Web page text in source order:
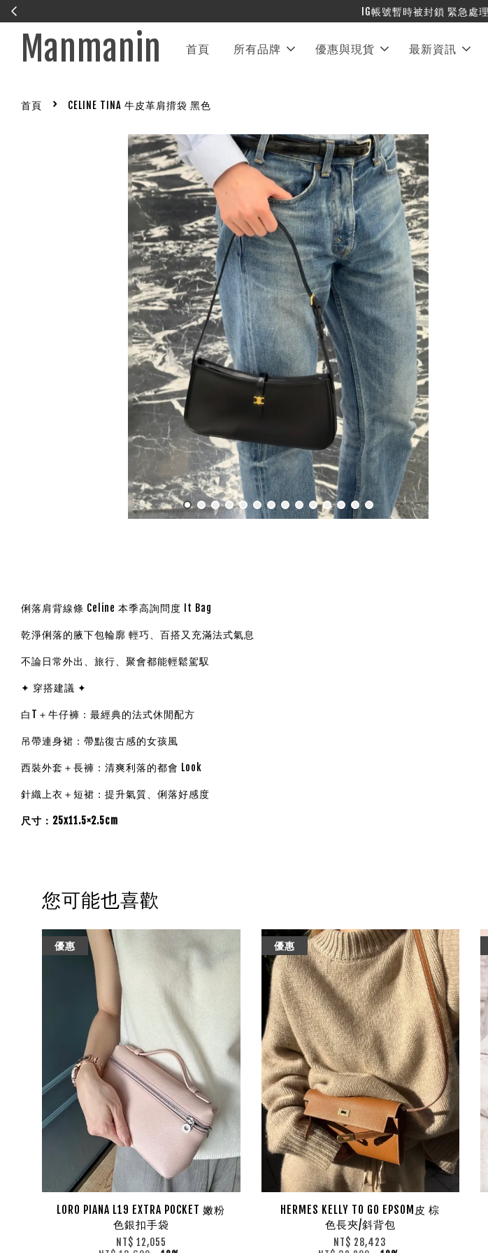
Manmanin 首頁 所有品牌 優惠與現貨 最新資訊
首頁 › CELINE TINA 牛皮革肩揹袋 黑色
俐落肩背線條 Celine 本季高詢問度 It Bag
乾淨俐落的腋下包輪廓 輕巧、百搭又充滿法式氣息
不論日常外出、旅行、聚會都能輕鬆駕馭
✦ 穿搭建議 ✦
白T＋牛仔褲：最經典的法式休閒配方
吊帶連身裙：帶點復古感的女孩風
西裝外套＋長褲：清爽利落的都會 Look
針織上衣＋短裙：提升氣質、俐落好感度
尺寸：25x11.5×2.5cm
您可能也喜歡
優惠
LORO PIANA L19 EXTRA POCKET 嫩粉
色銀扣手袋
NT$ 12,055
優惠
HERMES KELLY TO GO EPSOM皮 棕
色長夾/斜背包
NT$ 28,423